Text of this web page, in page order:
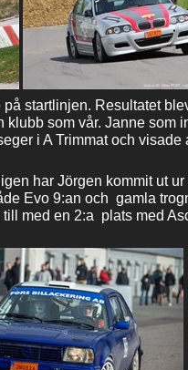
på startlinjen. Resultatet
klubb som vår. Janne som
i A Trimmat och visade
har Jörgen kommit ut
Evo 9:an och gamla
med en 2:a plats med